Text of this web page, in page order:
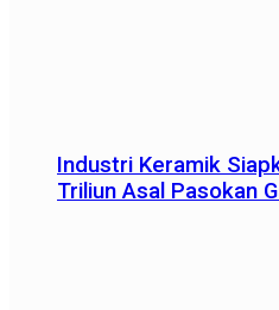
Industri Keramik
Triliun Asal Pasokan